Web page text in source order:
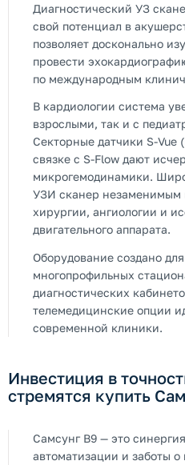
Диагностический УЗ
свой потенциал в
позволяет досконально
провести
по международным
В кардиологии система
взрослыми, так и с
Секторные датчики S-Vue
связке с S-Flow дают
микрогемодинамики.
УЗИ сканер незаменимым
хирургии, ангиологии и
двигательного аппарата.
Оборудование создано
многопрофильных
диагностических
телемедицинские опции
современной клиники.
Инвестиция в
стремятся купить
Самсунг В9 — это
автоматизации и заботы о